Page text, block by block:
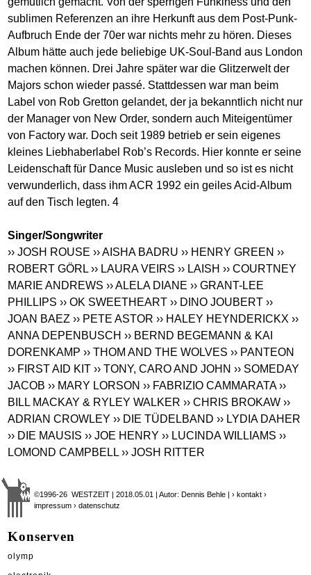
sublimen Referenzen an ihre Herkunft aus dem Post-Punk-
Aufbruch Ende der 70er war nichts mehr zu hören. Dieses
Album hätte auch jede beliebige UK-Soul-Band aus London
machen können. Drei Jahre später war die Glitzerwelt der
Majors schon wieder passé. Stattdessen war man beim
Label von Rob Gretton gelandet, der ja bekanntlich nicht nur
der Manager von New Order, sondern auch Miteigentümer
von Factory war. Doch seit 1989 betrieb er sein eigenes
kleines Liebhaberlabel Rob’s Records. Hier konnte er seine
Leidenschaft für Dance Music ausleben und so ist es nicht
verwunderlich, dass ihm ACR 1992 ein geiles Acid-Album
auf den Tisch legten. 4
Singer/Songwriter
›› JOSH ROUSE ›› AISHA BADRU ›› HENRY GREEN ››
ROBERT GÖRL ›› LAURA VEIRS ›› LAISH ›› COURTNEY
MARIE ANDREWS ›› ALELA DIANE ›› GRANT-LEE
PHILLIPS ›› OK SWEETHEART ›› DINO JOUBERT ››
JOAN BAEZ ›› PETE ASTOR ›› HALEY HEYNDERICKX ››
ANNA DEPENBUSCH ›› BERND BEGEMANN & KAI
DORENKAMP ›› THOM AND THE WOLVES ›› PANTEON
›› FIRST AID KIT ›› TONY, CARO AND JOHN ›› SOMEDAY
JACOB ›› MARY LORSON ›› FABRIZIO CAMMARATA ››
BILL MACKAY & RYLEY WALKER ›› CHRIS BROKAW ››
ADRIAN CROWLEY ›› DIE TÜDELBAND ›› LYDIA DAHER
›› DIE MAUSIS ›› JOE HENRY ›› LUCINDA WILLIAMS ››
LOMOND CAMPBELL ›› JOSH RITTER
©1996-26 WESTZEIT | 2018.05.01 | Autor: Dennis Behle |› kontakt ›
impressum › datenschutz
Konserven
olymp